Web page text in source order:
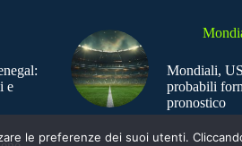
e
Mondiali,
probabili
pronostico
le preferenze dei suoi utenti.